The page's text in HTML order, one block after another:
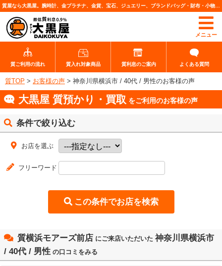
メニュー
質ご利用の流れ 質入れ対象商品 質利息のご案内 よくある質問
質TOP > お客様の声 > 神奈川県横浜市 / 40代 / 男性のお客様の声
大黒屋 質預かり・買取 をご利用のお客様の声
条件で絞り込む
お店を選ぶ
フリーワード
質横浜モアーズ前店 にご来店いただいた 神奈川県横浜市
/ 40代 / 男性 の口コミをみる